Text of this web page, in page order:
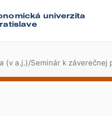
univerzita
(v a.j.)/Seminár k záverečnej